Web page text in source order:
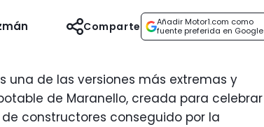
Añadir Motor1.com como
fuente preferida en Google
Comparte
una de las versiones más extremas y
de Maranello, creada para celebrar
constructores conseguido por la